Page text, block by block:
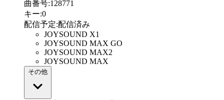
曲番号:128771
キー:0
配信予定:配信済み
JOYSOUND X1
JOYSOUND MAX GO
JOYSOUND MAX2
JOYSOUND MAX
その他